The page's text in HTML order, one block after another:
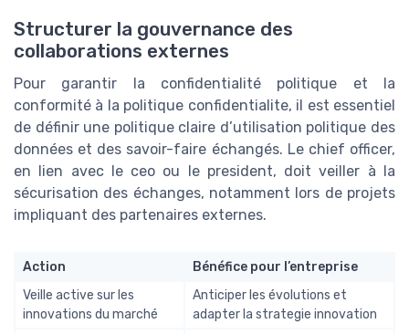
Structurer la gouvernance des
collaborations externes
Pour garantir la confidentialité politique et la
conformité à la politique confidentialite, il est essentiel
de définir une politique claire d’utilisation politique des
données et des savoir-faire échangés. Le chief officer,
en lien avec le ceo ou le president, doit veiller à la
sécurisation des échanges, notamment lors de projets
impliquant des partenaires externes.
Action
Bénéfice pour l’entreprise
Veille active sur les
innovations du marché
Anticiper les évolutions et
adapter la strategie innovation